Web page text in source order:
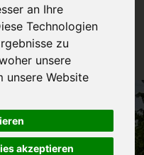
an Ihre
Technologien
zu
unsere
unsere Website
akzeptieren
ist leider zur Zeit